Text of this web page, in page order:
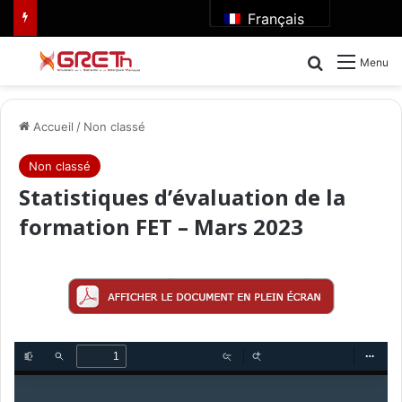
Français
Menu
Rechercher
Accueil / Non classé
Non classé
Statistiques d’évaluation de la
formation FET – Mars 2023